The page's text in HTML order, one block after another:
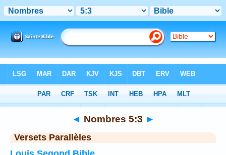
Chapitre 5 > Verset 3
◄ Nombres 5:3 ►
Versets Parallèles